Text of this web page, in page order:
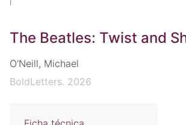
The Beatles: Twist and
O'Neill, Michael
BoldLetters. 2026